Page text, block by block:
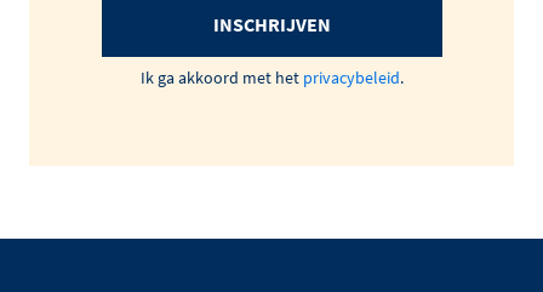
INSCHRIJVEN
Ik ga akkoord met het privacybeleid.